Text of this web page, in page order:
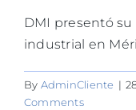
DMI presentó
industrial en
By AdminCliente |
Comments